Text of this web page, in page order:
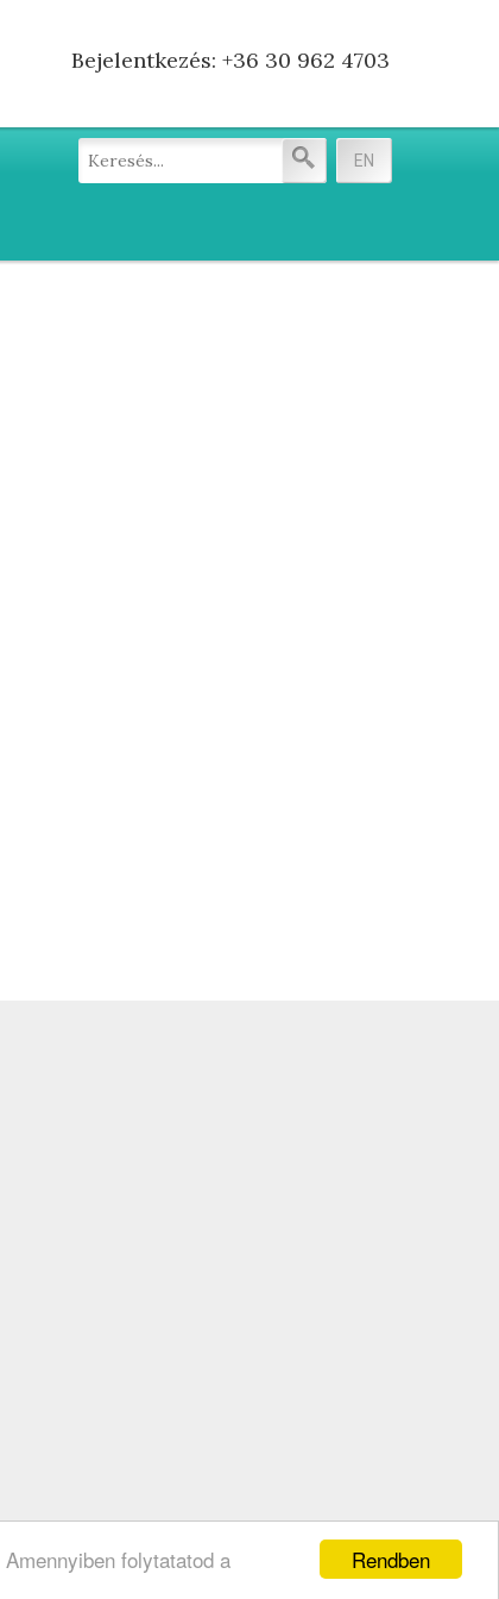
Rendben
folytatatod a
Bejelentkezés: +36 30 962 4703
EN